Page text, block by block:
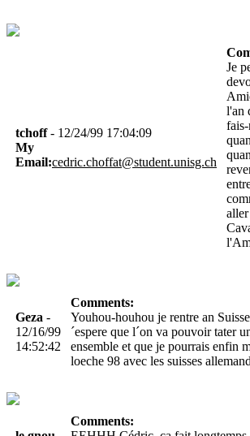
tchoff- 12/24/99 17:04:09
My
Email:cedric.choffat@student.unisg.ch
Je
l'an
Geza -
12/16/99
14:52:42
Comments:
Youhou-houhou je rentre an
´espere que l´on va pouvoir tater
ensemble et que je pourrais enfin
loeche 98 avec les suisses
Comments: